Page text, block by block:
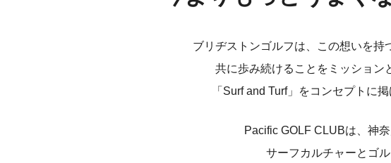
ブリヂストンゴルフは、この想いを持
共に歩み続けることをミッション
「Surf and Turf」をコンセプトに
Pacific GOLF CLUBは、神
サーフカルチャーとゴ